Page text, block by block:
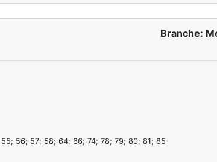
Branche:
56; 57; 58; 64; 66; 74; 78; 79; 80; 81; 85